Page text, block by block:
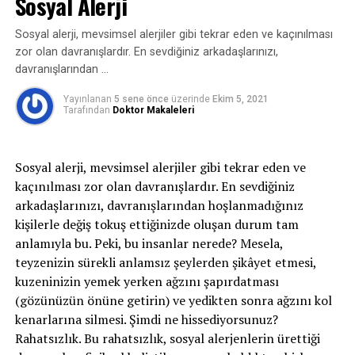
KAÇIRMAYIN
Temel Ağız Bakımının İpuçları
enfeksiyonların bir sonucudur. Bu durumun istisnası
konjenital bronşektaziler sayılabilir. Konjenital
bronşektazilerde bronş duvarında kıkırdak gelişimi
sorunları olabilmektedir.
Bronşektazinin semptomları nelerdir?
bazen kanlı balgam (hemoptizi) da olabilir.
Bronşektazisi görece yaygın olan hastalar özellikle
kış mevsiminde enfeksiyonlardan dolayı fazla
miktarda balgam çıkarabilirler. Bronşektazinin yeri
ve yaygınlığı çok önemlidir. Lokalize bronşektaziler
karinanın alt tarafındaysalar sekresyonlardan dolayı
sık sık enfekte olabilirler. Üst loblarda olan
bronşektaziler daha çok akciğer tüberkülozu sekeli
olarak değerlendirilebilirler. Genelikle enfekte
olmazlar. Pulmoner sekestrasyon denilen
Sosyal alerji, mevsimsel alerjiler gibi tekrar eden ve kaçınılması
zor olan davranışlardır. En sevdiğiniz arkadaşlarınızı,
davranışlarından …
Yayınlanan 5 sene önce üzerinde Ekim 5, 2021
Tarafından Doktor Makaleleri
Sosyal alerji, mevsimsel alerjiler gibi tekrar eden ve
kaçınılması zor olan davranışlardır. En sevdiğiniz
arkadaşlarınızı, davranışlarından hoşlanmadığınız
kişilerle değiş tokuş ettiğinizde oluşan durum tam
anlamıyla bu. Peki, bu insanlar nerede? Mesela,
teyzenizin sürekli anlamsız şeylerden şikâyet etmesi,
kuzeninizin yemek yerken ağzını şapırdatması
(gözünüzün önüne getirin) ve yedikten sonra ağzını kol
kenarlarına silmesi. Şimdi ne hissediyorsunuz?
Rahatsızlık. Bu rahatsızlık, sosyal alerjenlerin ürettiği